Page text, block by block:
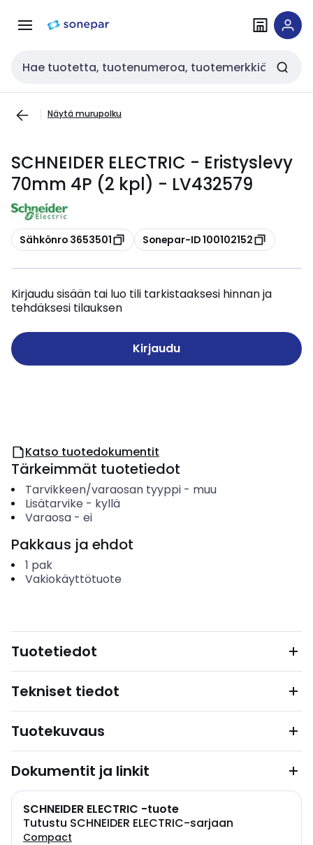
navigointiinsisältöön
Haku
Näytä murupolku
SCHNEIDER ELECTRIC - Eristyslevy
70mm 4P (2 kpl) - LV432579
Kopioi
Sähkönro 3653501 Kopioi
Sonepar-ID 100102152
Kirjaudu sisään tai luo tili tarkistaaksesi hinnan ja
tehdäksesi tilauksen
Kirjaudu
Katso tuotedokumentit
Tärkeimmät tuotetiedot
Tarvikkeen/varaosan tyyppi- muu
Lisätarvike - kyllä
Varaosa- ei
Pakkaus ja ehdot
1 pak
Vakiokäyttötuote
Tuotetiedot
Tekniset tiedot
Tuotekuvaus
Dokumentit ja linkit
SCHNEIDER ELECTRIC -tuote
Tutustu SCHNEIDER ELECTRIC-sarjaan
Compact